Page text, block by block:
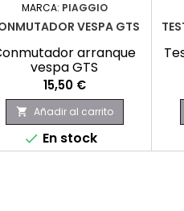
MARCA: PIAGGIO
VESPA GTS
arranque
vespa GTS
Precio
15,50 €
 Añadir al carrito
 En stock